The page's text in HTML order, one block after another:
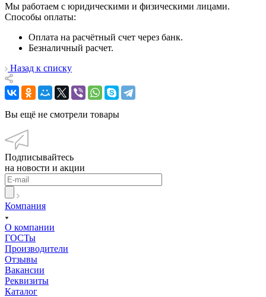
Мы работаем с юридическими и физическими лицами.
Способы оплаты:
Оплата на расчётный счет через банк.
Безналичный расчет.
Назад к списку
Вы ещё не смотрели товары
Подписывайтесь
на новости и акции
Компания
О компании
ГОСТы
Производители
Отзывы
Вакансии
Реквизиты
Каталог